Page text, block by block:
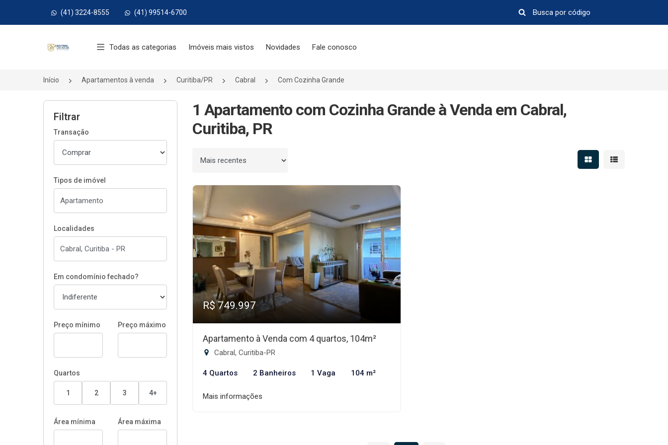
(41) 3224-8555 (41) 99514-6700
Todas as categorias Imóveis mais vistos Novidades Fale conosco
Início Apartamentos à venda Curitiba/PR Cabral Com Cozinha Grande
Filtrar
Transação
Tipos de imóvel
Localidades
Em condomínio fechado?
Preço mínimo Preço máximo
Quartos
1 2 3 4+
Área mínima Área máxima
1 Apartamento com Cozinha Grande à Venda em Cabral,
Curitiba, PR
Ordenar por Mostrar resultados em
Mostrar
R$ 749.997
Apartamento à Venda com 4 quartos, 104m²
Cabral, Curitiba-PR
4 Quartos 2 Banheiros 1 Vaga 104 m²
Mais informações